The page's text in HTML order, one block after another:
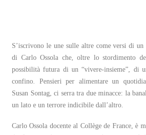
PAGINA FACEBOOK ISPF
PAGINA INSTAGRAM ISPF
CANALE YOUTUBE ISPF
IT
EN
S’iscrivono le une sulle altre come versi di
di Carlo Ossola che, oltre lo stordimento
possibilità futura di un “vivere-insieme”, di
confino. Pensieri per alimentare un
Susan Sontag, ci serra tra due minacce: la
un lato e un terrore indicibile dall’altro.
Carlo Ossola docente al Collège de France, è